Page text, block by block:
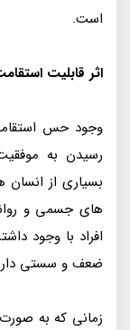
است.
اثر قابلیت
وجود حس
رسیدن به
بسیاری از
های جسمی و
افراد با وجود
ضعف و سستی
زمانی که به